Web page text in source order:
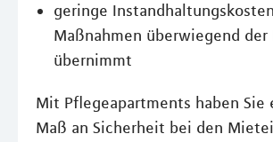
geringe
Maßnahmen überwiegend
übernimmt
Mit Pflegeapartments haben Sie
Maß an Sicherheit bei den